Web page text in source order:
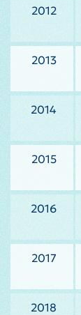
2012
2013
2014
2015
2016
2017
2018